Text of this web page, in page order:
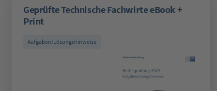
Geprüfte Technische Fachwirte eBook +
Print
Aufgaben/Lösungshinweise